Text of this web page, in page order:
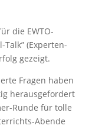
die EWTO-
Talk” (Experten-
gezeigt.
Fragen haben
herausgefordert
Runde für tolle
Abende